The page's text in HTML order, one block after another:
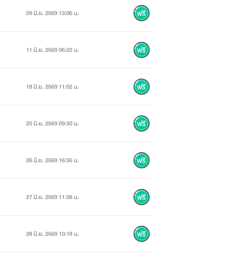
09 มิ.ย. 2569 13:06 น.
11 มิ.ย. 2569 06:22 น.
18 มิ.ย. 2569 11:02 น.
20 มิ.ย. 2569 09:30 น.
26 มิ.ย. 2569 16:35 น.
27 มิ.ย. 2569 11:38 น.
28 มิ.ย. 2569 10:18 น.